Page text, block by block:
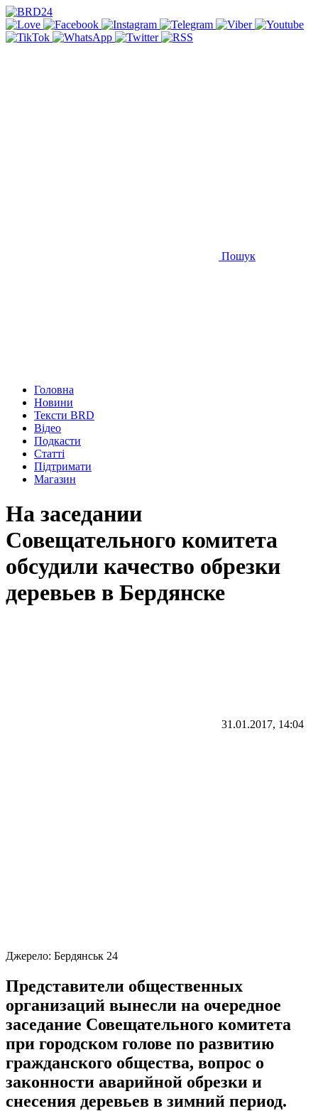
Пошук
Головна
Новини
Тексти BRD
Відео
Подкасти
Статті
Підтримати
Магазин
На заседании
Совещательного комитета
обсудили качество обрезки
деревьев в Бердянске
31.01.2017, 14:04
Джерело: Бердянськ 24
Представители общественных
организаций вынесли на очередное
заседание Совещательного комитета
при городском голове по развитию
гражданского общества, вопрос о
законности аварийной обрезки и
снесения деревьев в зимний период.